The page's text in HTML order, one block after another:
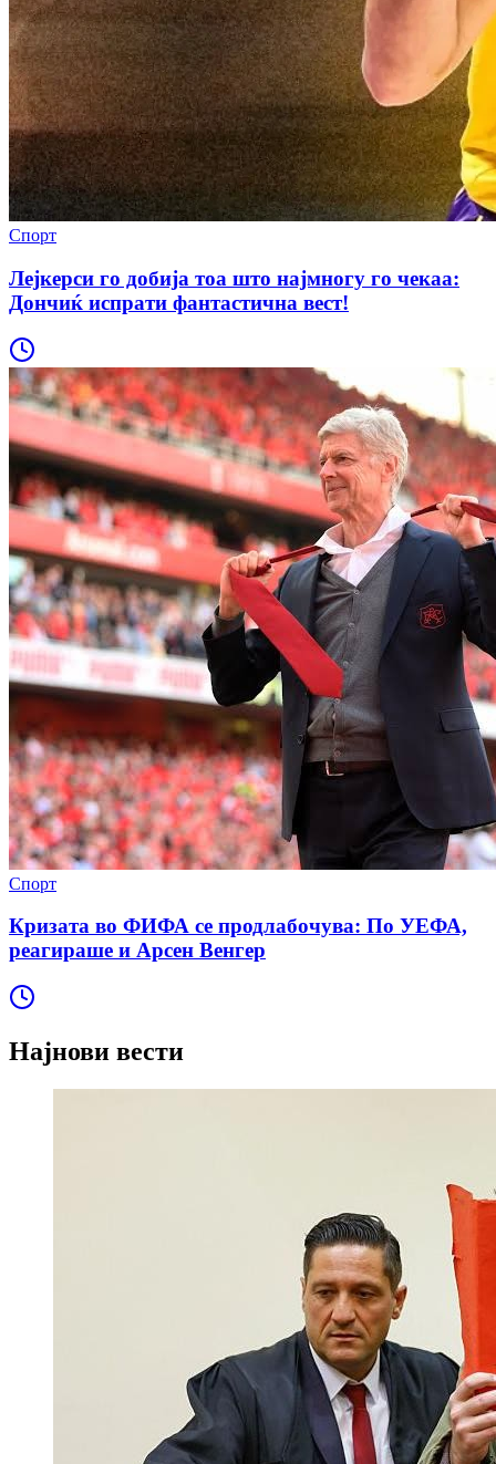
Спорт
Лејкерси го добија тоа што најмногу го чекаа:
Дончиќ испрати фантастична вест!
Спорт
Кризата во ФИФА се продлабочува: По УЕФА,
реагираше и Арсен Венгер
Најнови вести